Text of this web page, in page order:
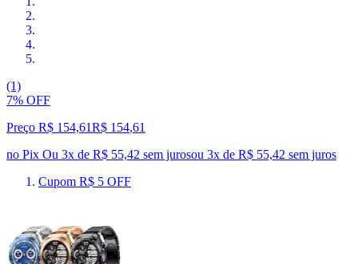
(1)
7% OFF
Preço R$ 154,61R$ 154,61
no Pix Ou 3x de R$ 55,42 sem jurosou 3x de R$ 55,42 sem juros
Cupom R$ 5 OFF